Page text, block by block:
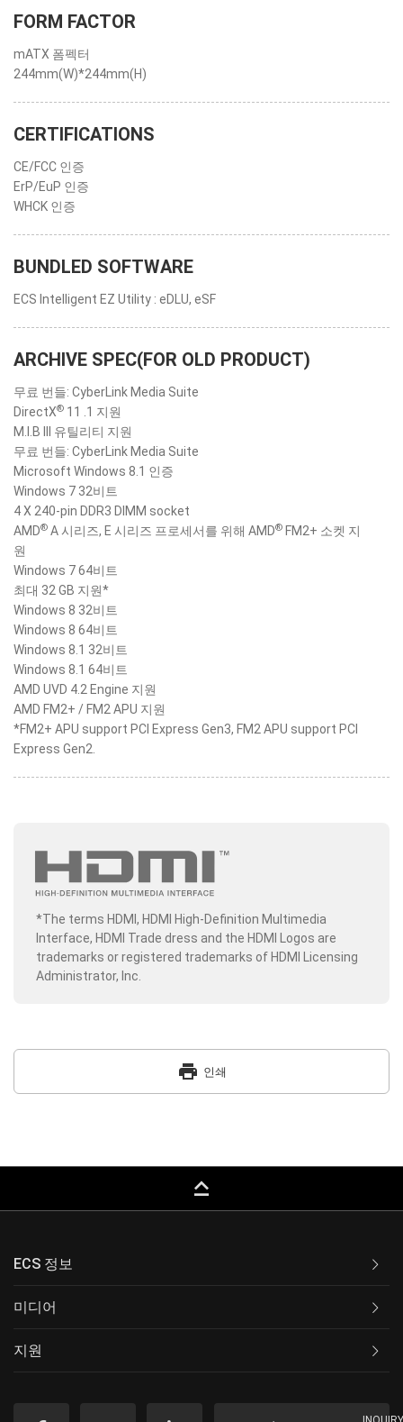
FORM FACTOR
mATX 폼펙터
244mm(W)*244mm(H)
CERTIFICATIONS
CE/FCC 인증
ErP/EuP 인증
WHCK 인증
BUNDLED SOFTWARE
ECS Intelligent EZ Utility : eDLU, eSF
ARCHIVE SPEC(FOR OLD PRODUCT)
무료 번들: CyberLink Media Suite
DirectX® 11 .1 지원
M.I.B III 유틸리티 지원
무료 번들: CyberLink Media Suite
Microsoft Windows 8.1 인증
Windows 7 32비트
4 X 240-pin DDR3 DIMM socket
AMD® A 시리즈, E 시리즈 프로세서를 위해 AMD® FM2+ 소켓 지
원
Windows 7 64비트
최대 32 GB 지원*
Windows 8 32비트
Windows 8 64비트
Windows 8.1 32비트
Windows 8.1 64비트
AMD UVD 4.2 Engine 지원
AMD FM2+ / FM2 APU 지원
*FM2+ APU support PCI Express Gen3, FM2 APU support PCI
Express Gen2.
*The terms HDMI, HDMI High-Definition Multimedia
Interface, HDMI Trade dress and the HDMI Logos are
trademarks or registered trademarks of HDMI Licensing
Administrator, Inc.
print 인쇄
keyboard_capslock
ECS 정보
미디어
지원